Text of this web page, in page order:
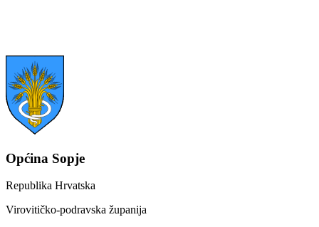
Općina Sopje
Republika Hrvatska
Virovitičko-podravska županija